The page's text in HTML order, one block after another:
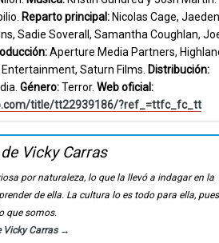
Reparto principal:Nicolas Cage, Jaeden
Sadie Soverall, Samantha Coughlan,
Aperture Media Partners,
Entertainment, Saturn Films. Distribución:
Género:Terror. Web oficial:
title/tt22939186/?ref_=ttfc_fc_tt
Vicky Carras
por naturaleza, lo que la llevó a indagar en la
de ella. La cultura lo es todo para ella, pues
que somos.
Vicky Carras →